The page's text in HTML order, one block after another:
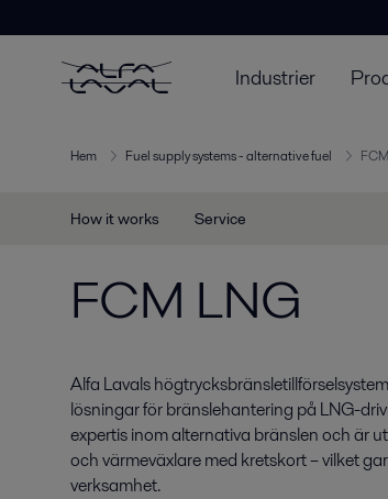
Industrier
Hem Fuel supply systems - alternative fuel
How it works Service
FCM LNG
Alfa Lavals
lösningar för bränslehantering på LNG-
expertis inom alternativa bränslen och är
och värmeväxlare med kretskort – vilket
verksamhet.